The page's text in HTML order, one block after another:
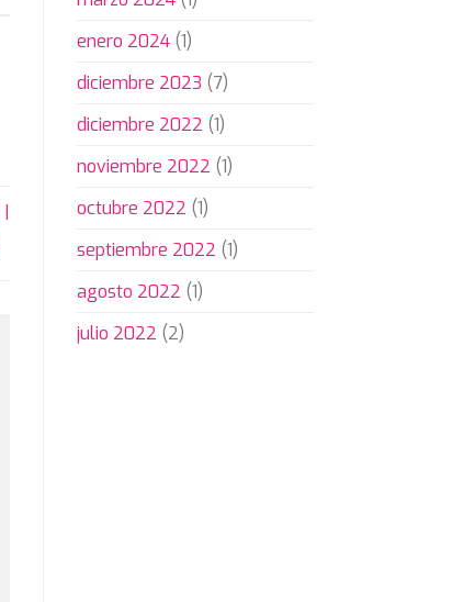
enero 2024(1)
diciembre 2023 (7)
diciembre 2022 (1)
noviembre 2022 (1)
octubre 2022 (1)
septiembre 2022 (1)
agosto 2022 (1)
julio 2022 (2)